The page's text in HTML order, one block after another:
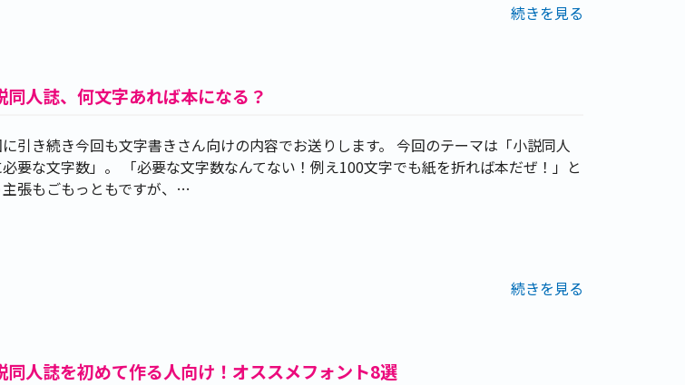
続きを見る
同人誌、何文字あれば本になる？
引き続き今回も文字書きさん向けの内容でお送りします。 今回のテーマは「小説同人
要な文字数」。 「必要な文字数なんてない！例え100文字でも紙を折れば本だぜ！」と
主張もごもっともですが、…
続きを見る
同人誌を初めて作る人向け！オススメフォント8選